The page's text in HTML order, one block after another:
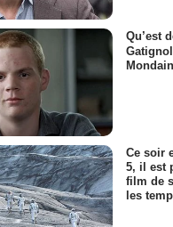
Qu’est
Ce soir
5, il est
film de
les